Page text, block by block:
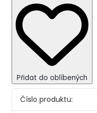
Přidat do oblíbených
Číslo produktu: